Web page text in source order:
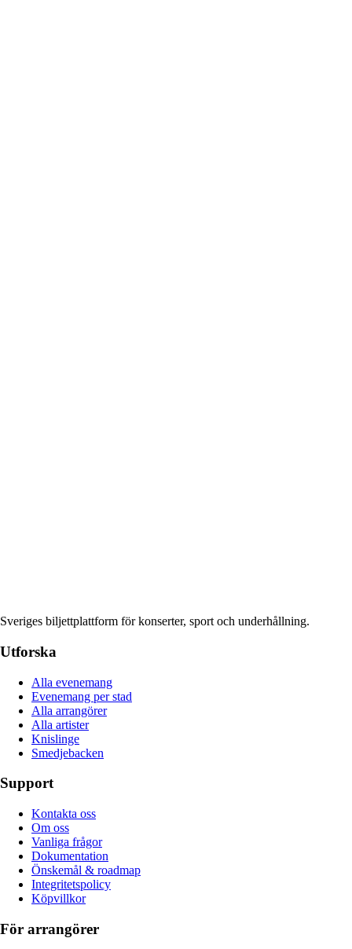
Sveriges biljettplattform för konserter, sport och underhållning.
Utforska
Alla evenemang
Evenemang per stad
Alla arrangörer
Alla artister
Knislinge
Smedjebacken
Support
Kontakta oss
Om oss
Vanliga frågor
Dokumentation
Önskemål & roadmap
Integritetspolicy
Köpvillkor
För arrangörer